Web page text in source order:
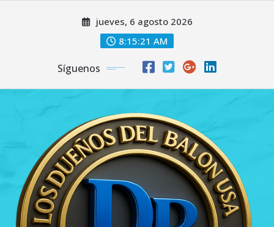
jueves, 6 agosto 2026
8:15:22 AM
Síguenos